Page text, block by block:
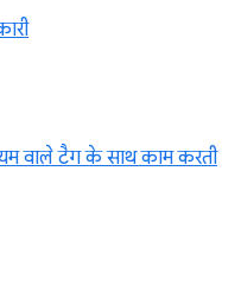
वाले टैग के साथ काम करती